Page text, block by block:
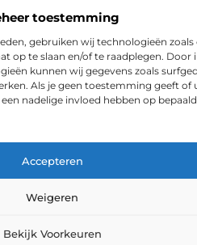
toestemming
gebruiken wij technologieën zoals
op te slaan en/of te raadplegen. Door
kunnen wij gegevens zoals
Als je geen toestemming geeft of
nadelige invloed hebben op
Accepteren
Weigeren
Bekijk Voorkeuren